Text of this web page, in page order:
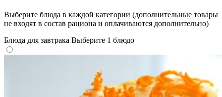
Выберите блюда в каждой категории (дополнительные товары
не входят в состав рациона и оплачиваются дополнительно)
Блюда для завтрака Выберите 1 блюдо